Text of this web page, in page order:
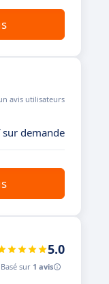
avis utilisateurs
sur demande
5.0
Basé sur 1 avis